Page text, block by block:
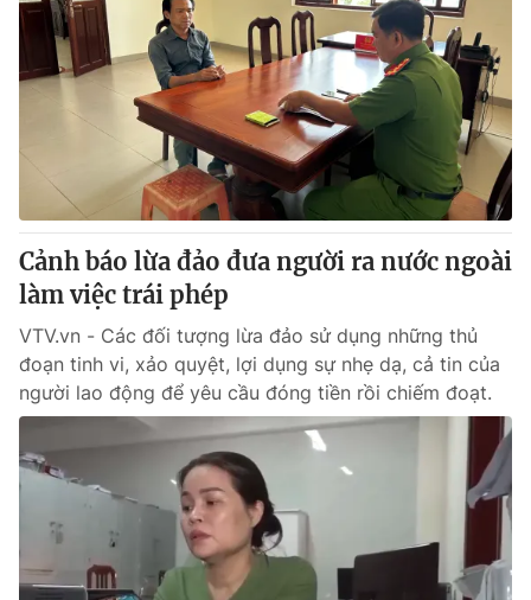
Cảnh báo lừa đảo đưa người ra nước ngoài
làm việc trái phép
VTV.vn - Các đối tượng lừa đảo sử dụng những thủ
đoạn tinh vi, xảo quyệt, lợi dụng sự nhẹ dạ, cả tin của
người lao động để yêu cầu đóng tiền rồi chiếm đoạt.